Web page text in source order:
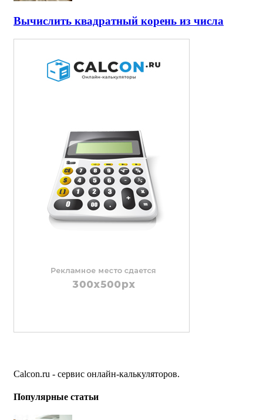
Вычислить квадратный корень из числа
Calcon.ru - сервис онлайн-калькуляторов.
Популярные статьи